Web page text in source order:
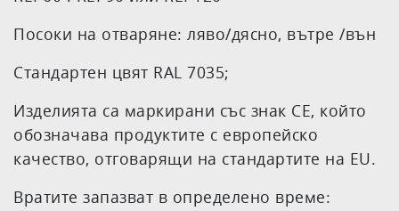
Посоки на отваряне: ляво/дясно, вътре /вън
Стандартен цвят RAL 7035;
Изделията са маркирани със знак CE, който
обозначава продуктите с европейско
качество, отговарящи на стандартите на EU.
Вратите запазват в определено време: